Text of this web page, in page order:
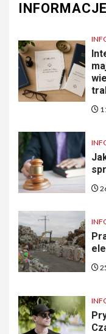
INFORMACJE